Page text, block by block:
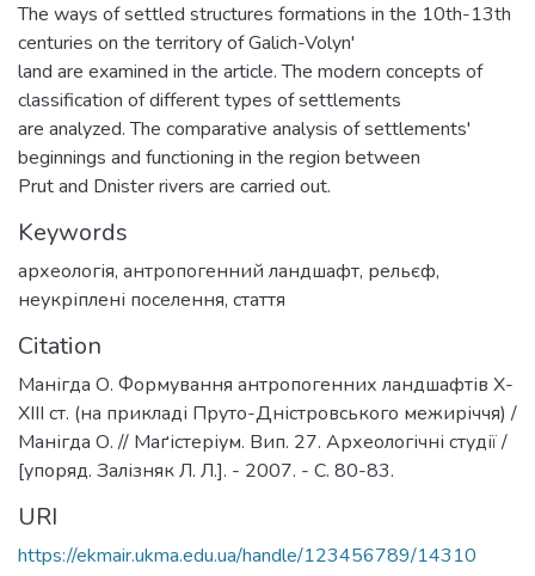
The ways of settled structures formations in the 10th-13th
centuries on the territory of Galich-Volyn'
land are examined in the article. The modern concepts of
classification of different types of settlements
are analyzed. The comparative analysis of settlements'
beginnings and functioning in the region between
Prut and Dnister rivers are carried out.
Keywords
археологія, антропогенний ландшафт, рельєф,
неукріплені поселення, стаття
Citation
Манігда О. Формування антропогенних ландшафтів X-
XIII ст. (на прикладі Пруто-Дністровського межиріччя) /
Манігда О. // Маґістеріум. Вип. 27. Археологічні студії /
[упоряд. Залізняк Л. Л.]. - 2007. - С. 80-83.
URI
https://ekmair.ukma.edu.ua/handle/123456789/14310